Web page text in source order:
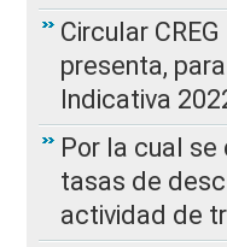
Circular
presenta,
Indicativa
Por la cual
tasas de
actividad de